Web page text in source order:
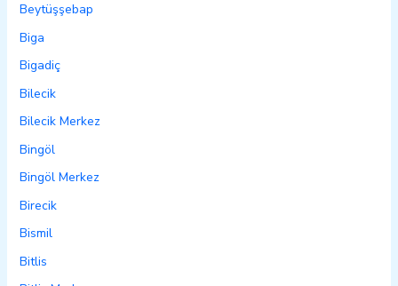
Beytüşşebap
Biga
Bigadiç
Bilecik
Bilecik Merkez
Bingöl
Bingöl Merkez
Birecik
Bismil
Bitlis